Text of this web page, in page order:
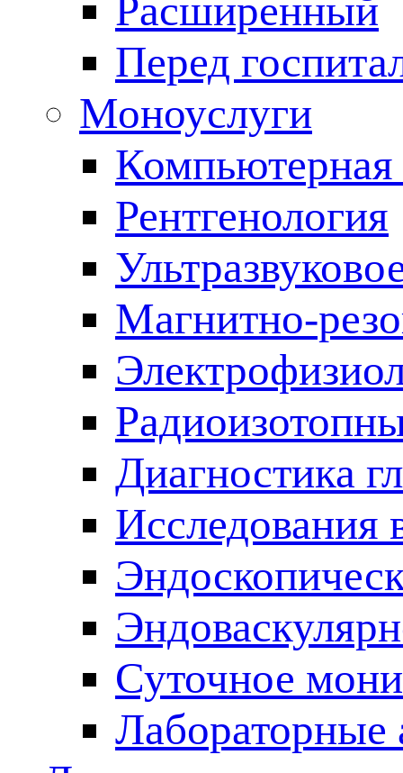
Расширенный
Перед
Моноуслуги
Рентгенология
Магнитно-
Диагностика
Исследования
Суточное
Лабораторные